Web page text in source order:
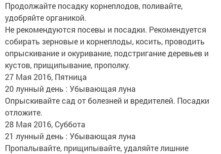
Продолжайте посадку корнеплодов, поливайте,
удобряйте органикой.
Не рекомендуются посевы и посадки. Рекомендуется
собирать зерновые и корнеплоды, косить, проводить
опрыскивание и окуривание, подстригание деревьев и
кустов, прищипывание, прополку.
27 Мая 2016, Пятница
20 лунный день : Убывающая луна
Опрыскивайте сад от болезней и вредителей. Посадки
отложите.
28 Мая 2016, Суббота
21 лунный день : Убывающая луна
Пропалывайте, прищипывайте, удаляйте лишние